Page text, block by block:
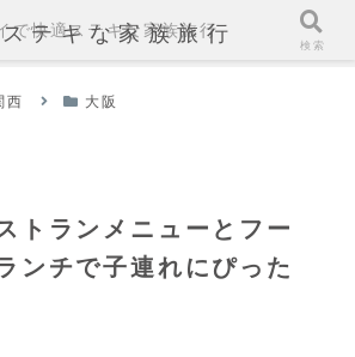
テキな家族旅行
西 大阪
トランメニューとフー
ンチで子連れにぴった
で快適ステキな家族旅行
検索